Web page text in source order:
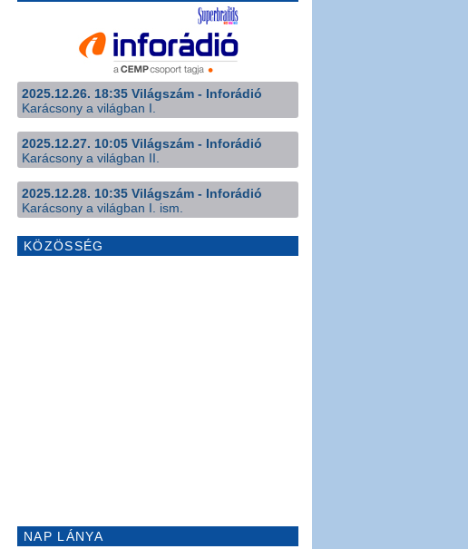
2025.12.26. 18:35 Világszám - Inforádió
Karácsony a világban I.
2025.12.27. 10:05 Világszám - Inforádió
Karácsony a világban II.
2025.12.28. 10:35 Világszám - Inforádió
Karácsony a világban I. ism.
KÖZÖSSÉG
NAP LÁNYA